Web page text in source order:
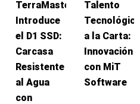
TerraMaster
Introduce
el D1 SSD:
Carcasa
Resistente
al Agua
con
Talento
a la Carta:
Innovación
con MiT
Software